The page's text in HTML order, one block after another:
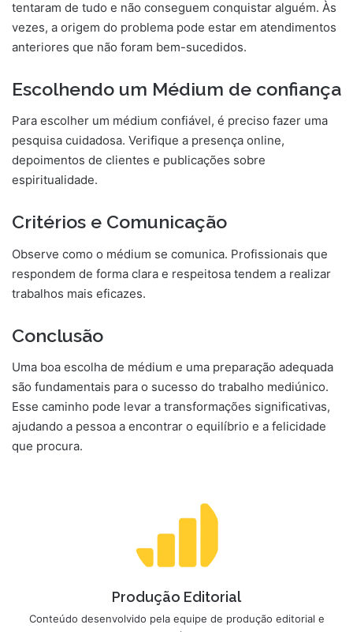
tentaram de tudo e não conseguem conquistar alguém. Às
vezes, a origem do problema pode estar em atendimentos
anteriores que não foram bem-sucedidos.
Escolhendo um Médium de confiança
Para escolher um médium confiável, é preciso fazer uma
pesquisa cuidadosa. Verifique a presença online,
depoimentos de clientes e publicações sobre
espiritualidade.
Critérios e Comunicação
Observe como o médium se comunica. Profissionais que
respondem de forma clara e respeitosa tendem a realizar
trabalhos mais eficazes.
Conclusão
Uma boa escolha de médium e uma preparação adequada
são fundamentais para o sucesso do trabalho mediúnico.
Esse caminho pode levar a transformações significativas,
ajudando a pessoa a encontrar o equilíbrio e a felicidade
que procura.
Produção Editorial
Conteúdo desenvolvido pela equipe de produção editorial e